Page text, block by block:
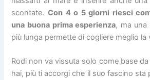
scontate.Con 4 o 5 giorni riesci
una buona prima esperienza, ma una
più lunga permette di cogliere meglio la
Rodi non va vissuta solo come base
hai, più ti accorgi che il suo fascino sta